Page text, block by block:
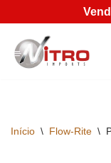
Pular
para
Início \ Flow-Rite \